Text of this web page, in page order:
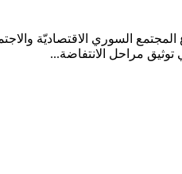
السوري الاقتصاديّة
توثيق مراحل الانتفاضة...